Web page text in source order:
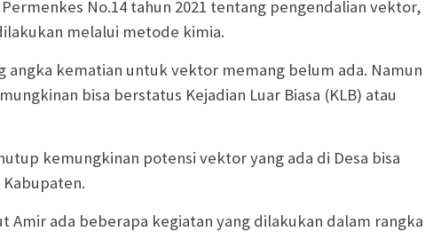
No.14 tahun 2021 tentang pengendalian vektor,
melalui metode kimia.
angka kematian untuk vektor memang belum ada. Namun
bisa berstatus Kejadian Luar Biasa (KLB) atau
kemungkinan potensi vektor yang ada di Desa bisa
Amir ada beberapa kegiatan yang dilakukan dalam rangka